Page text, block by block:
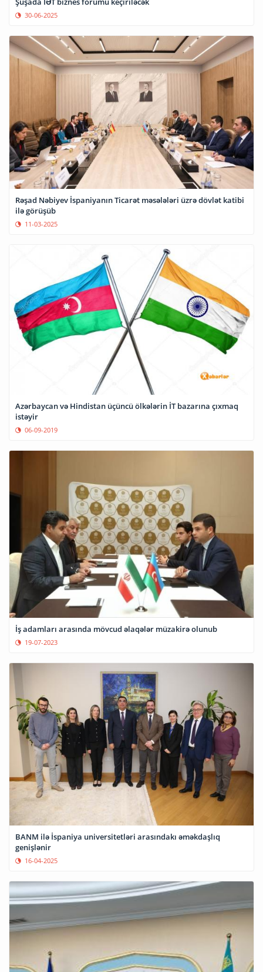
30-06-2025
Rəşad Nəbiyev İspaniyanın Ticarət məsələləri üzrə dövlət katibi
ilə görüşüb
11-03-2025
Azərbaycan və Hindistan üçüncü ölkələrin İT bazarına çıxmaq
istəyir
06-09-2019
İş adamları arasında mövcud əlaqələr müzakirə olunub
19-07-2023
BANM ilə İspaniya universitetləri arasındakı əməkdaşlıq
genişlənir
16-04-2025